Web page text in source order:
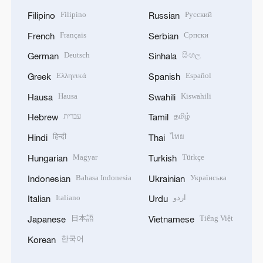
Filipino Filipino
French Français
German Deutsch
Greek Ελληνικά
Hausa Hausa
Hebrew עברית
Hindi हिन्दी
Hungarian Magyar
Indonesian Bahasa Indonesia
Italian Italiano
Japanese 日本語
Korean 한국어
Russian Русский
Serbian Српски
Sinhala සිංහල
Spanish Español
Swahili Kiswahili
Tamil தமிழ்
Thai ไทย
Turkish Türkçe
Ukrainian Українська
Urdu اردو
Vietnamese Tiếng Việt